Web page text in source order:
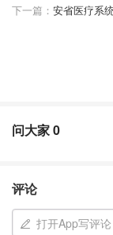
下一篇：
问大家0
评论
打开App写评论